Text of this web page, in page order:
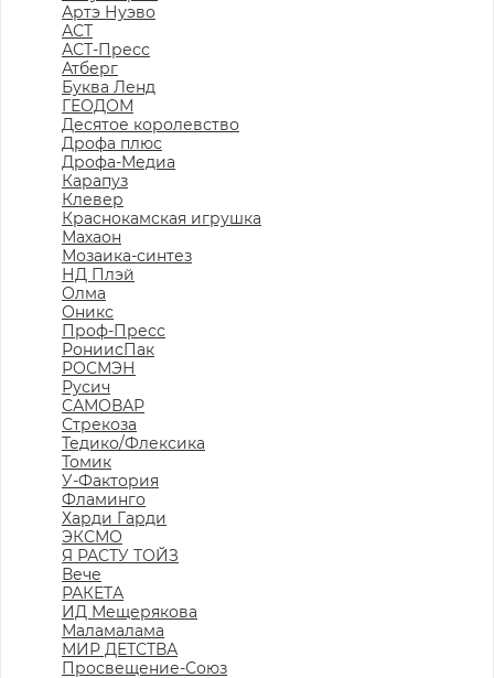
Артэ Нуэво
АСТ
АСТ-Пресс
Атберг
Буква Ленд
ГЕОДОМ
Десятое королевство
Дрофа плюс
Дрофа-Медиа
Карапуз
Клевер
Краснокамская игрушка
Махаон
Мозаика-синтез
НД Плэй
Олма
Оникс
Проф-Пресс
РониисПак
РОСМЭН
Русич
САМОВАР
Стрекоза
Тедико/Флексика
Томик
У-Фактория
Фламинго
Харди Гарди
ЭКСМО
Я РАСТУ ТОЙЗ
Вече
РАКЕТА
ИД Мещерякова
Маламалама
МИР ДЕТСТВА
Просвещение-Союз